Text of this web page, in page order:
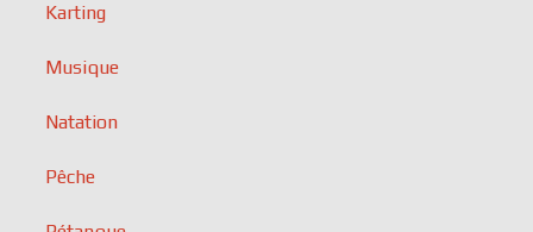
Karting
Musique
Natation
Pêche